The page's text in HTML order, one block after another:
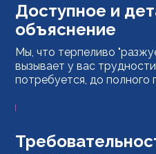
Доступное и
объяснение
Мы, что терпеливо
вызывает у вас
потребуется, до полного